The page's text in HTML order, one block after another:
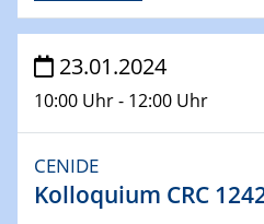
Microscope
Research
From Micro to Nano Analysis
MATURE
Speaker: Jonathan Coleman
23.01.2024
10:00 Uhr - 12:00 Uhr
CENIDE
Kolloquium CRC